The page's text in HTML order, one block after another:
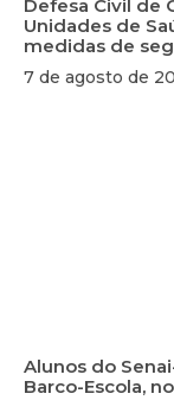
Defesa Civil de
Unidades de
medidas de
7 de agosto de
Alunos do
Barco-Escola,